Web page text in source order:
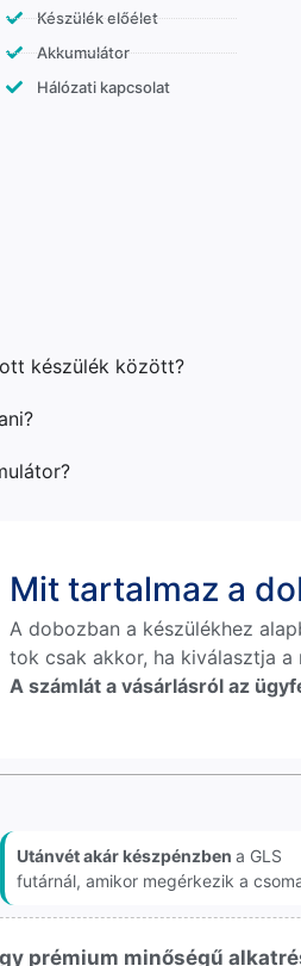
Készülék előélet
Akkumulátor
Hálózati kapcsolat
készülék között?
Mit tartalmaz a
A dobozban a készülékhez
tok csak akkor, ha kiválasztja
A számlát a vásárlásról az
Utánvét akár készpénzben a GLS
futárnál, amikor megérkezik a
prémium minőségű